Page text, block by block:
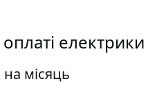
електрики
місяць